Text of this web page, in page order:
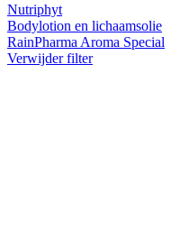
Nutriphyt
Bodylotion en lichaamsolie
RainPharma Aroma Special
Verwijder filter